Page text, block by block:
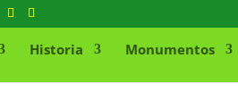
Historia Monumentos